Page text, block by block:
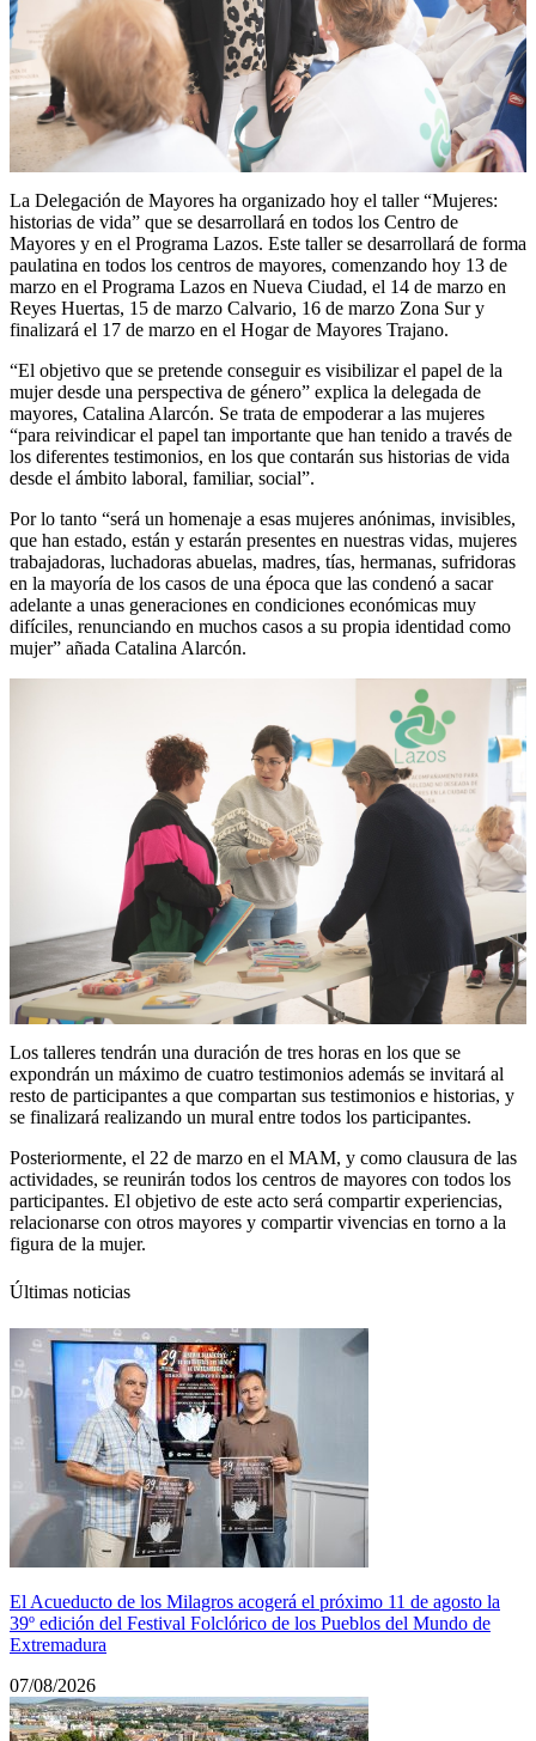
La Delegación de Mayores ha organizado hoy el taller “Mujeres:
historias de vida” que se desarrollará en todos los Centro de
Mayores y en el Programa Lazos. Este taller se desarrollará de forma
paulatina en todos los centros de mayores, comenzando hoy 13 de
marzo en el Programa Lazos en Nueva Ciudad, el 14 de marzo en
Reyes Huertas, 15 de marzo Calvario, 16 de marzo Zona Sur y
finalizará el 17 de marzo en el Hogar de Mayores Trajano.
“El objetivo que se pretende conseguir es visibilizar el papel de la
mujer desde una perspectiva de género” explica la delegada de
mayores, Catalina Alarcón. Se trata de empoderar a las mujeres
“para reivindicar el papel tan importante que han tenido a través de
los diferentes testimonios, en los que contarán sus historias de vida
desde el ámbito laboral, familiar, social”.
Por lo tanto “será un homenaje a esas mujeres anónimas, invisibles,
que han estado, están y estarán presentes en nuestras vidas, mujeres
trabajadoras, luchadoras abuelas, madres, tías, hermanas, sufridoras
en la mayoría de los casos de una época que las condenó a sacar
adelante a unas generaciones en condiciones económicas muy
difíciles, renunciando en muchos casos a su propia identidad como
mujer” añada Catalina Alarcón.
Los talleres tendrán una duración de tres horas en los que se
expondrán un máximo de cuatro testimonios además se invitará al
resto de participantes a que compartan sus testimonios e historias, y
se finalizará realizando un mural entre todos los participantes.
Posteriormente, el 22 de marzo en el MAM, y como clausura de las
actividades, se reunirán todos los centros de mayores con todos los
participantes. El objetivo de este acto será compartir experiencias,
relacionarse con otros mayores y compartir vivencias en torno a la
figura de la mujer.
Últimas noticias
El Acueducto de los Milagros acogerá el próximo 11 de agosto la
39º edición del Festival Folclórico de los Pueblos del Mundo de
Extremadura
07/08/2026